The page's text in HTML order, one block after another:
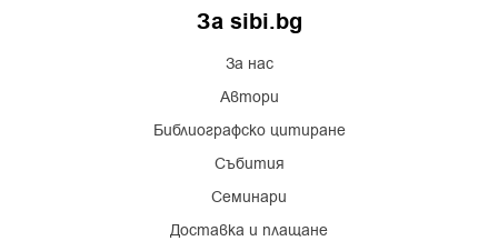
За sibi.bg
За нас
Автори
Библиографско цитиране
Събития
Семинари
Доставка и плащане